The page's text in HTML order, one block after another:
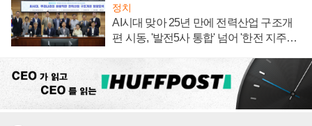
정치
AI시대 맞아 25년 만에 전력산업 구조개
편 시동, '발전5사 통합' 넘어 '한전 지주사'